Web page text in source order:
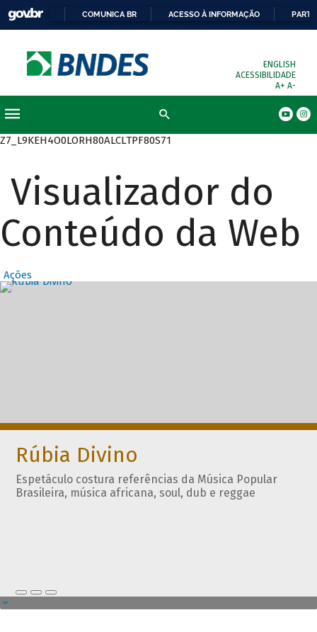
COMUNICA BR ACESSO À INFORMAÇÃO
ENGLISH
ACESSIBILIDADE
A+ A-
Z7_L9KEH4O0LORH80ALCLTPF80S71
Visualizador do
Conteúdo da Web
Ações
Destaques
Rúbia Divino
Espetáculo costura referências da Música Popular
Brasileira, música africana, soul, dub e reggae